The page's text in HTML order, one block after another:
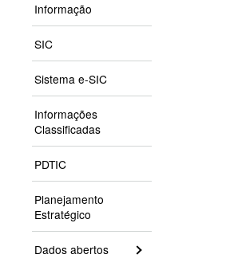
Informação
SIC
Sistema e-SIC
Informações
Classificadas
PDTIC
Planejamento
Estratégico
Dados abertos